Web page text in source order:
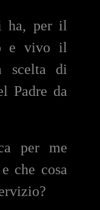
ha, per il
e vivo il
scelta di
Padre da
per me
che cosa